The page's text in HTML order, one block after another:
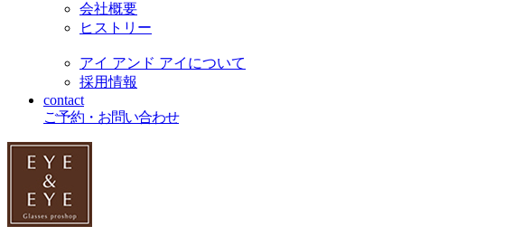
会社概要
ヒストリー
アイ アンド アイについて
採用情報
contact
ご予約・お問い合わせ